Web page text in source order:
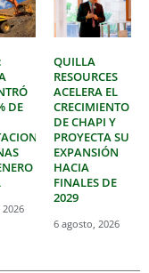
DE
QUILLA
RESOURCES
ACELERA EL
CRECIMIENTO
DE CHAPI Y
PROYECTA SU
EXPANSIÓN
HACIA
FINALES DE
2029
6 agosto, 2026